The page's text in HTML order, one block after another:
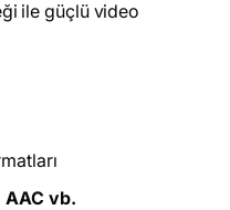
ile güçlü video
AAC vb.